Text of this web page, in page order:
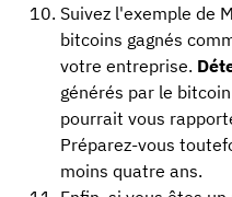
Suivez l'exemple de
bitcoins gagnés
votre entreprise.
générés par le bitcoin
pourrait vous
Préparez-vous
moins quatre ans.